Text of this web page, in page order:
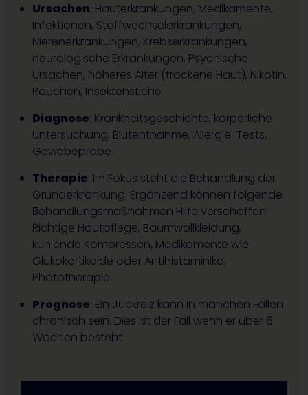
Ursachen: Hauterkrankungen, Medikamente,
Infektionen, Stoffwechselerkrankungen,
Nierenerkrankungen, Krebserkrankungen,
neurologische Erkrankungen, Psychische
Ursachen, höheres Alter (trockene Haut), Nikotin,
Rauchen, Insektenstiche.
Diagnose: Krankheitsgeschichte, körperliche
Untersuchung, Blutentnahme, Allergie-Tests,
Gewebeprobe.
Therapie: Im Fokus steht die Behandlung der
Grunderkrankung. Ergänzend können folgende
Behandlungsmaßnahmen Hilfe verschaffen:
Richtige Hautpflege, Baumwollkleidung,
kühlende Kompressen, Medikamente wie
Glukokortikoide oder Antihistaminika,
Phototherapie.
Prognose: Ein Juckreiz kann in manchen Fällen
chronisch sein. Dies ist der Fall wenn er über 6
Wochen besteht.